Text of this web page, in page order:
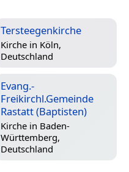
Tersteegenkirche
Kirche in Köln,
Deutschland
Evang.-
Freikirchl.Gemeinde
Rastatt (Baptisten)
Kirche in Baden-
Württemberg,
Deutschland